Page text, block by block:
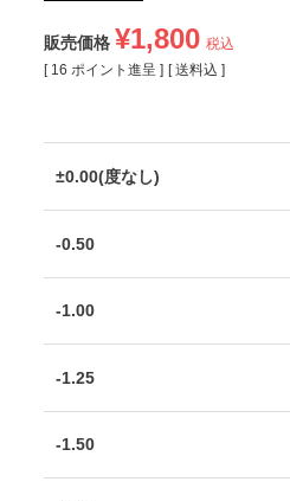
販売価格 ¥1,800 税込
[ 16 ポイント進呈 ] 送料込
±0.00(度なし)
-0.50
-1.00
-1.25
-1.50